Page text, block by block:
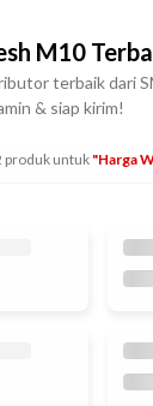
M10
terbaik dari
& siap kirim!
produk untuk "harga